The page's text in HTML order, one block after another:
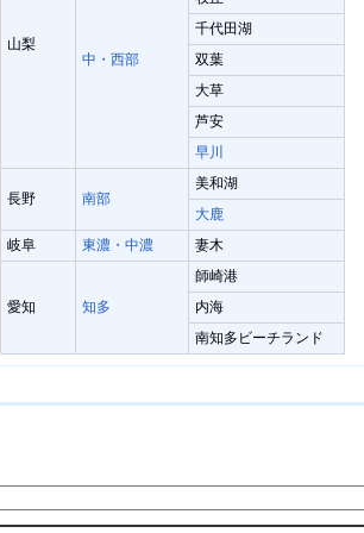
山梨
中・西部
千代田湖
双葉
大草
芦安
早川
長野 南部
美和湖
大鹿
岐阜
東濃・中濃 妻木
愛知 知多
師崎港
内海
南知多ビーチランド